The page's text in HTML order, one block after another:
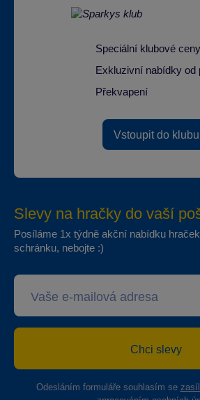
Speciální klubové ceny
Exkluzivní nabídky od
Překvapení
Vstoupit do klubu
Slevy na hračky do vaší
Posíláme 1x týdně akční nabídku
schránku, nebojte :)
Chci slevy
Odesláním formuláře souhlasím se